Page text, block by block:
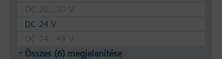
DC 20...30 V
DC 24 V
DC 24...48 V
Összes (6) megjelenítése